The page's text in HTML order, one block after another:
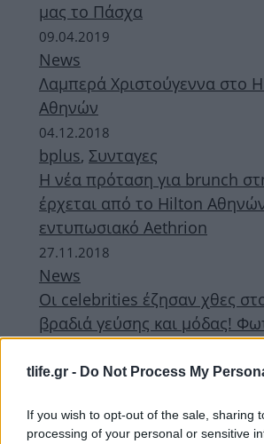
tlife.gr - Do Not Process My
If you wish to opt-out of the sale, sharing
processing of your personal or sensitive
μας το Πάσχα
09.04.2019
News
Λαμπερά Χριστούγεννα στο
Αθηνών
04.12.2018
bplus, Συνταγες
Η νέα πρόταση για brunch
έρχεται από το Hilton
εντυπωσιακό Aethrion
27.11.2018
News
Οι celebrities έζησαν χθες
βραδιά γεύσης και μόδας!
News
Απολαμβάνουν μαζί το 50